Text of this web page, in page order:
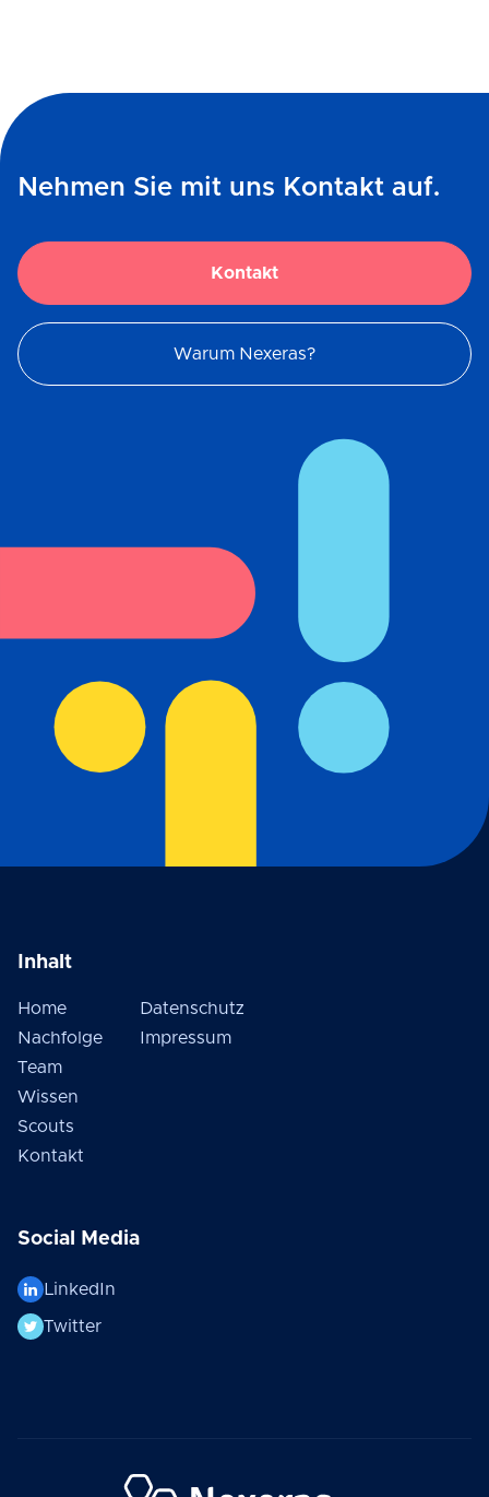
Nehmen Sie mit uns Kontakt auf.
Kontakt
Warum Nexeras?
Inhalt
Home
Nachfolge
Team
Wissen
Scouts
Kontakt
Datenschutz
Impressum
Social Media
LinkedIn
Twitter